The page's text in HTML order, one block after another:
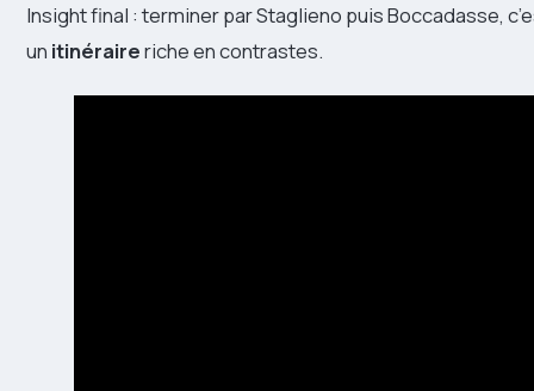
Insight final : terminer par Staglieno puis Boccadasse,
un itinéraireriche en contrastes.